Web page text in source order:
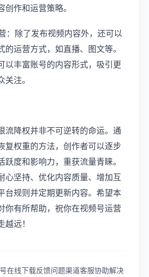
创作和运营策略。
：除了发布视频内容外，还可以
的运营方式，如直播、图文等。
以丰富账号的内容形式，吸引更
注。
流降权并非不可逆转的命运。通
复权重的方法，创作者可以逐步
跃度和影响力，重获流量青睐。
心坚持、优化内容质量、增加互
台规则并定期更新内容。希望本
你有所帮助，祝你在视频号运营
远！
在线下载反馈问题渠道客服协助解决